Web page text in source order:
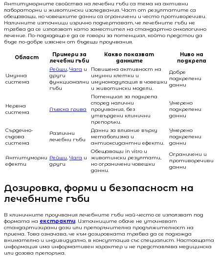
Антитуморните свойства на лечебни гъби са тема на активни
лабораторни и животински изследвания. Част от резултатите са
обещаващи, но човешките данни са ограничени и често противоречиви.
Наличните източници изрично подчертават, че лечебните гъби не
трябва да се използват като заместител на стандартно онкологично
лечение. По-подходящо е да се говори за потенциал, който предстои да
бъде по-добре изяснен от бъдещи проучвания.
Област
Примери за
лечебни гъби
Какво показват
данните
Ниво на
подкрепа
Имунна
система
Рейши, Чага и
други
функционални
гъби
Повишена активност на
имунни клетки и
имуномодулация в човешки
и животински модели.
Добре
подкрепени
данни
Нервна
система
Лъвска грива
Потенциал за подкрепа
според налични
проучвания, без
утвърдени клинични
препоръки.
Умерено
подкрепени
данни
Сърдечно-
съдова
система
Различни
лечебни гъби
Данни за влияние върху
метаболизма и
антиоксидантни ефекти.
Умерено
подкрепени
данни
Антитуморни
ефекти
Рейши, Чага и
други
Обещаващи in vitro и
животински резултати,
но ограничени човешки
данни.
Ограничени и
противоречиви
данни
Дозировка, форми и безопасност на
лечебните гъби
В клиничните проучвания лечебните гъби най-често се използват под
формата на екстракти. Източниците обаче не уточняват
стандартизирани дози или препоръчителна продължителност на
приема. Това означава, че към дозировката трябва да се подхожда
внимателно и индивидуално, в консултация със специалист. Настоящата
информация има информативен характер и не представлява медицинска
или дозова препоръка.